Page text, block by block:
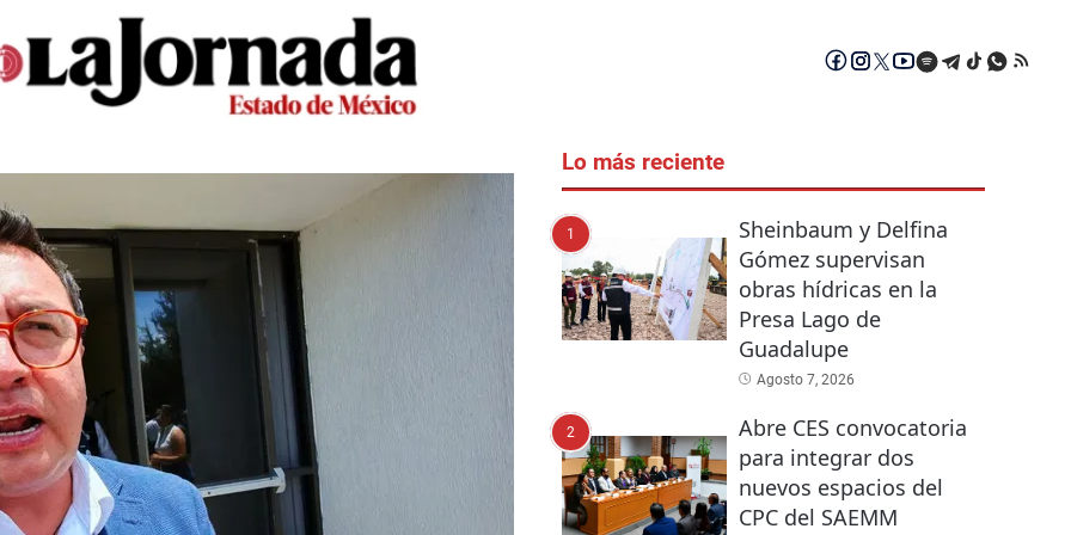
Lo más reciente
1
Sheinbaum y Delfina
Gómez supervisan
obras hídricas en la
Presa Lago de
Guadalupe
Agosto 7, 2026
2
Abre CES convocatoria
para integrar dos
nuevos espacios del
CPC del SAEMM